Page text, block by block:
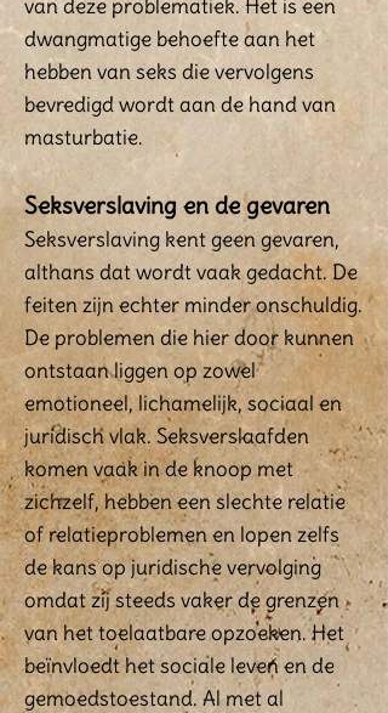
van deze problematiek. Het is een
dwangmatige behoefte aan het
hebben van seks die vervolgens
bevredigd wordt aan de hand van
masturbatie.
Seksverslaving en de gevaren
Seksverslaving kent geen gevaren,
althans dat wordt vaak gedacht. De
feiten zijn echter minder onschuldig.
De problemen die hier door kunnen
ontstaan liggen op zowel
emotioneel, lichamelijk, sociaal en
juridisch vlak. Seksverslaafden
komen vaak in de knoop met
zichzelf, hebben een slechte relatie
of relatieproblemen en lopen zelfs
de kans op juridische vervolging
omdat zij steeds vaker de grenzen
van het toelaatbare opzoeken. Het
beïnvloedt het sociale leven en de
gemoedstoestand. Al met al